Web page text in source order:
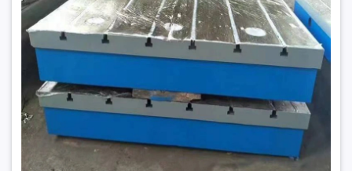
Đặt trước sản phẩm để nhận thêm nhiều ưu đãi bạn
nhé